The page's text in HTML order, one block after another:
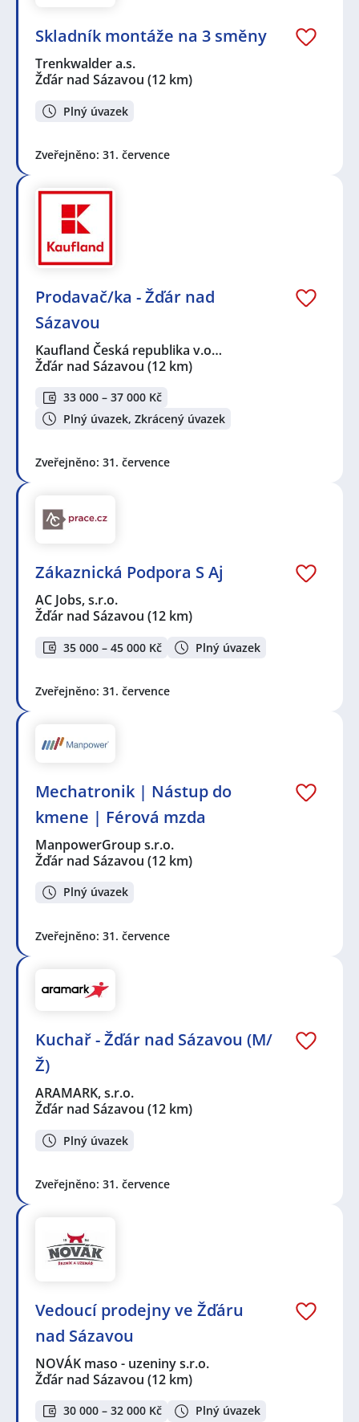
Skladník montáže na 3 směny
Trenkwalder a.s.
Žďár nad Sázavou (12 km)
Plný úvazek
Zveřejněno: 31. července
Prodavač/ka - Žďár nad
Sázavou
Kaufland Česká republika v.o…
Žďár nad Sázavou (12 km)
33 000 – 37 000 Kč
Plný úvazek, Zkrácený úvazek
Zveřejněno: 31. července
Zákaznická Podpora S Aj
AC Jobs, s.r.o.
Žďár nad Sázavou (12 km)
35 000 – 45 000 Kč Plný úvazek
Zveřejněno: 31. července
Mechatronik | Nástup do
kmene | Férová mzda
ManpowerGroup s.r.o.
Žďár nad Sázavou (12 km)
Plný úvazek
Zveřejněno: 31. července
Kuchař - Žďár nad Sázavou (M/
Ž)
ARAMARK, s.r.o.
Žďár nad Sázavou (12 km)
Plný úvazek
Zveřejněno: 31. července
Vedoucí prodejny ve Žďáru
nad Sázavou
NOVÁK maso - uzeniny s.r.o.
Žďár nad Sázavou (12 km)
30 000 – 32 000 Kč
Plný úvazek